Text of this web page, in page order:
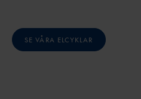
SE VÅRA ELCYKLAR